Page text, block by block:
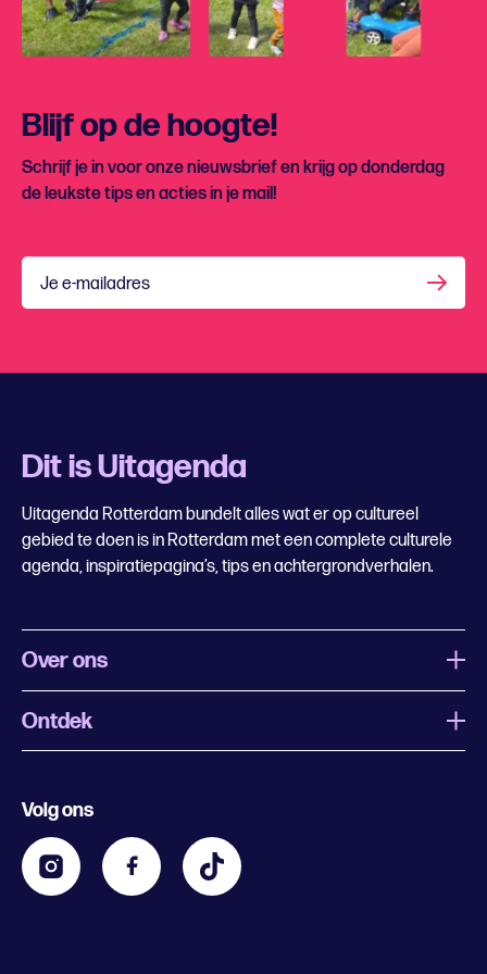
Blijf op de hoogte!
Schrijf je in voor onze nieuwsbrief en krijg op donderdag
de leukste tips en acties in je mail!
Je e-mailadres
Dit is Uitagenda
Uitagenda Rotterdam bundelt alles wat er op cultureel
gebied te doen is in Rotterdam met een complete culturele
agenda, inspiratiepagina’s, tips en achtergrondverhalen.
Over ons
Wat is Uitagenda Rotterdam
Contact
Zakelijk
Ontdek
Kids
Volg ons